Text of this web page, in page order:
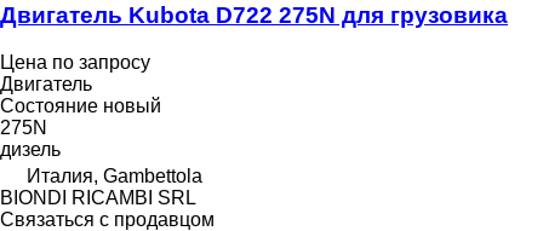
Двигатель Kubota D722 275N для грузовика
Цена по запросу
Двигатель
Состояние новый
275N
дизель
Италия, Gambettola
BIONDI RICAMBI SRL
Связаться с продавцом